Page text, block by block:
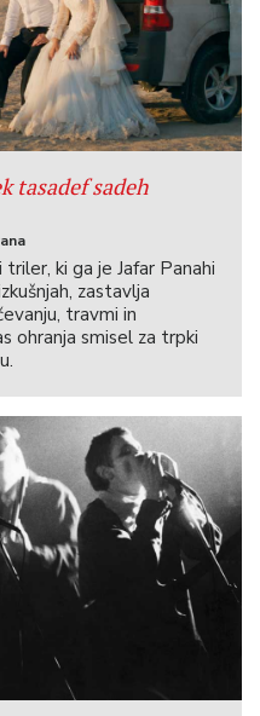
tasadef sadeh
ki ga je Jafar Panahi
zastavlja
travmi in
ohranja smisel za trpki